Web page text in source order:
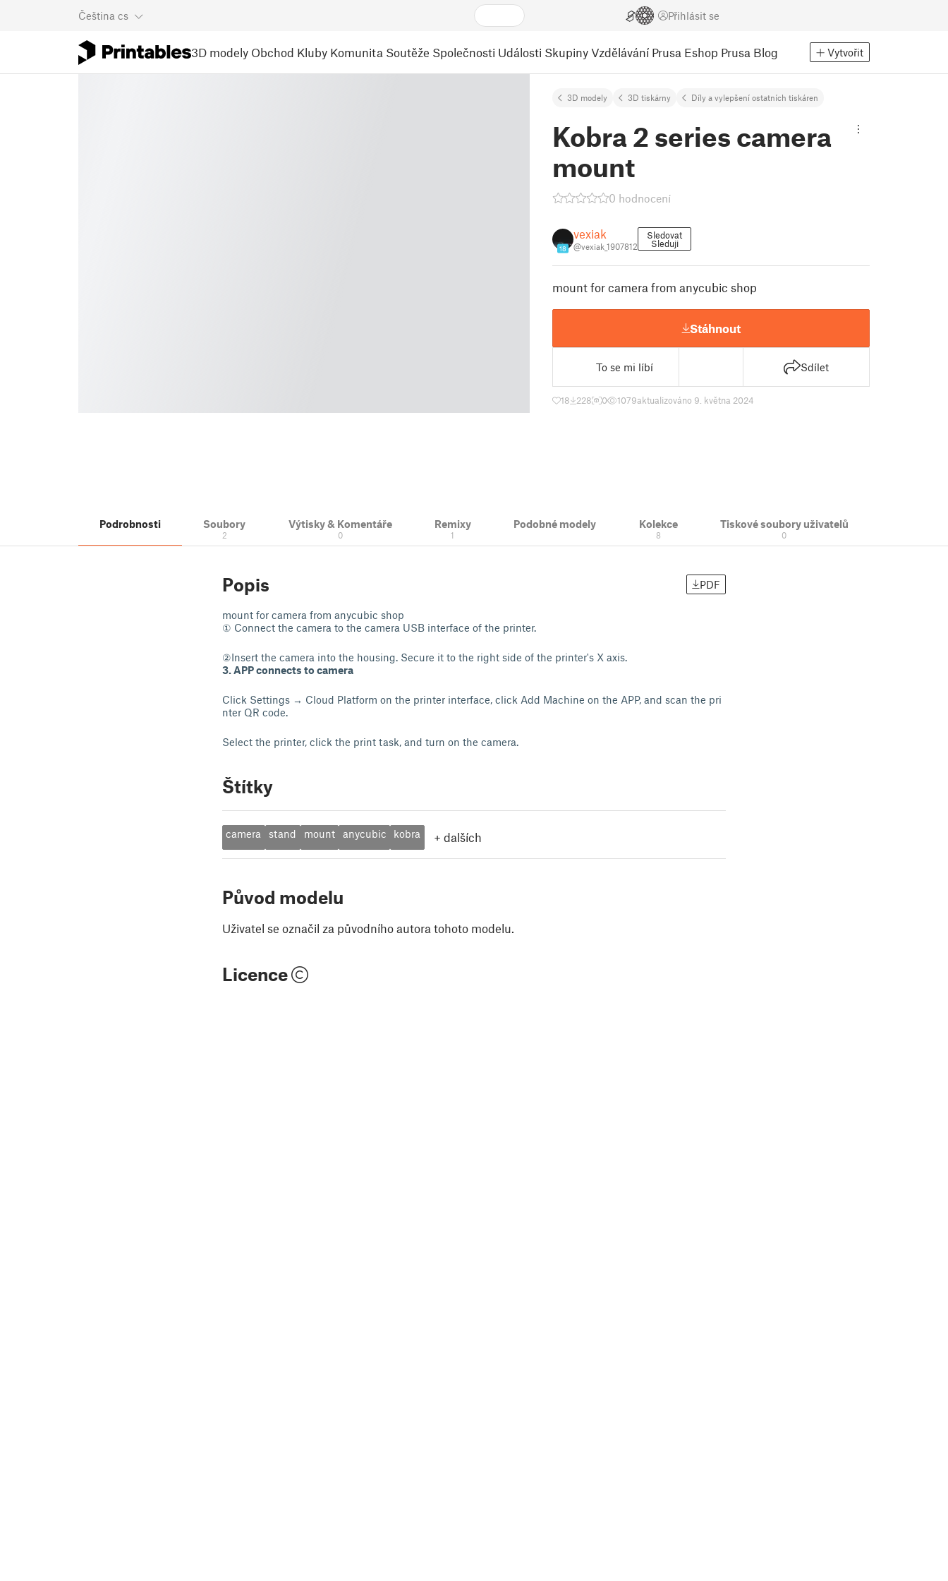
Čeština cs Přihlásit se
3D modely Obchod Kluby Komunita Soutěže Společnosti Události Skupiny Vzdělávání Prusa Eshop Prusa Blog Vytvořit
3D modely 3D tiskárny Díly a vylepšení ostatních tiskáren
Kobra 2 series camera
mount
0 hodnocení
18
vexiak
@vexiak_1907812
Sledovat
Sleduji
mount for camera from anycubic shop
Stáhnout
To se mi líbí Sdílet
18 228 0 1079aktualizováno 9. května 2024
Podrobnosti Soubory
2
Výtisky & Komentáře
0
Remixy
1
Podobné modely Kolekce
8
Tiskové soubory uživatelů
0
Popis PDF
mount for camera from anycubic shop
① Connect the camera to the camera USB interface of the printer.
②Insert the camera into the housing. Secure it to the right side of the printer's X axis.
3. APP connects to camera
Click Settings → Cloud Platform on the printer interface, click Add Machine on the APP, and scan the pri
nter QR code.
Select the printer, click the print task, and turn on the camera.
Štítky
camera stand mount anycubic kobra + dalších
Původ modelu
Uživatel se označil za původního autora tohoto modelu.
Licence